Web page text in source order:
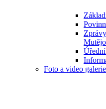
Foto a video galerie